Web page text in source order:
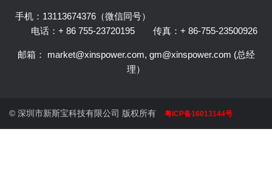
手机：13113674376（微信同号）
电话：+ 86 755-23720195
传真：+ 86-755-23500926
邮箱： market@xinspower.com, gm@xinspower.com (总经
理）
© 深圳市新斯宝科技有限公司 版权所有 粤ICP备16013144号